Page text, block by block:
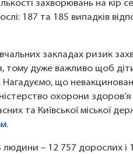
захворювань на кір
187 та 185 випадків
закладах ризик
тому дуже важливо щоб
що
охорони здоров’я
та Київської міської
.
людини – 12 757 дорослих і